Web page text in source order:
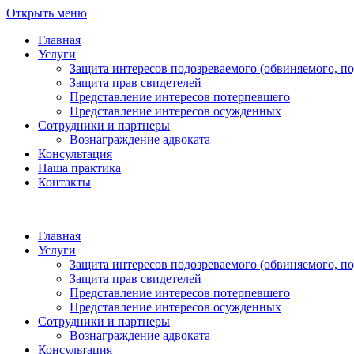
Открыть меню
Главная
Услуги
Защита интересов подозреваемого (обвиняемого,
Защита прав свидетелей
Представление интересов потерпевшего
Представление интересов осужденных
Сотрудники и партнеры
Вознаграждение адвоката
Консультация
Наша практика
Контакты
Главная
Услуги
Защита интересов подозреваемого (обвиняемого,
Защита прав свидетелей
Представление интересов потерпевшего
Представление интересов осужденных
Сотрудники и партнеры
Вознаграждение адвоката
Консультация